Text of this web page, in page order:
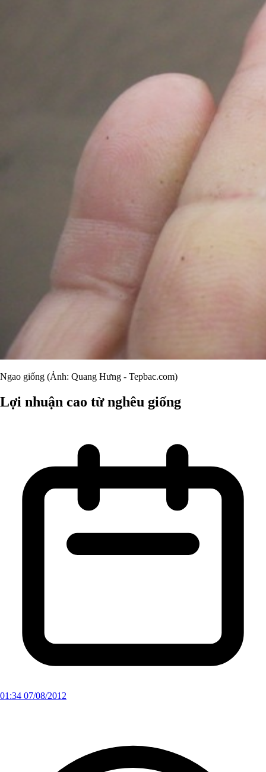
Ngao giống (Ảnh: Quang Hưng - Tepbac.com)
Lợi nhuận cao từ nghêu giống
01:34 07/08/2012